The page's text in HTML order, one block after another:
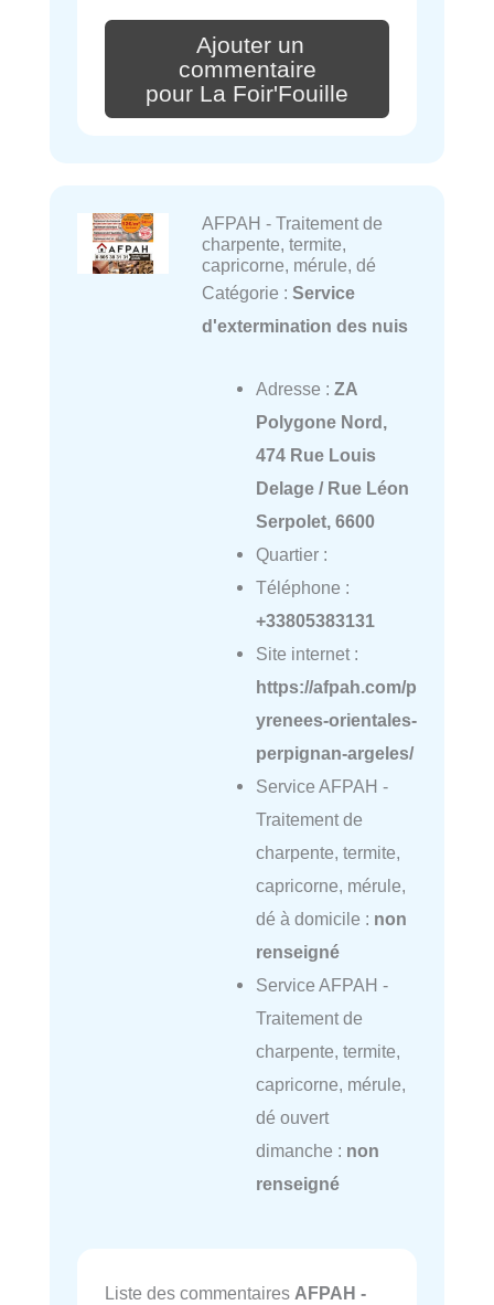
Ajouter un
commentaire
pour La Foir'Fouille
AFPAH - Traitement de
charpente, termite,
capricorne, mérule, dé
Catégorie : Service
d'extermination des nuis
Adresse : ZA
Polygone Nord,
474 Rue Louis
Delage / Rue Léon
Serpolet, 6600
Quartier :
Téléphone :
+33805383131
Site internet :
https://afpah.com/p
yrenees-orientales-
perpignan-argeles/
Service AFPAH -
Traitement de
charpente, termite,
capricorne, mérule,
dé à domicile : non
renseigné
Service AFPAH -
Traitement de
charpente, termite,
capricorne, mérule,
dé ouvert
dimanche : non
renseigné
Liste des commentaires AFPAH -